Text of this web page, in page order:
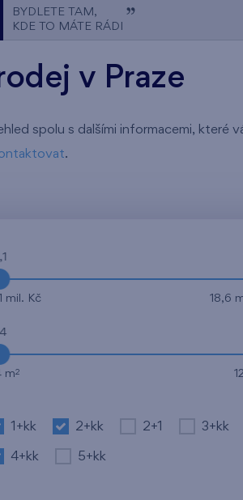
BYDLETE TAM,
KDE TO MÁTE RÁDI
v Praze
spolu s dalšími informacemi,
.
mil. Kč 18,6
m2
1+kk 2+kk 2+1 3+kk
4+kk 5+kk